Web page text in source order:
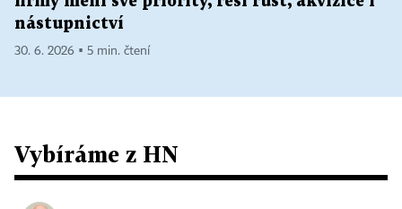
nástupnictví
30. 6. 2026 ▪ 5 min. čtení
Vybíráme z HN